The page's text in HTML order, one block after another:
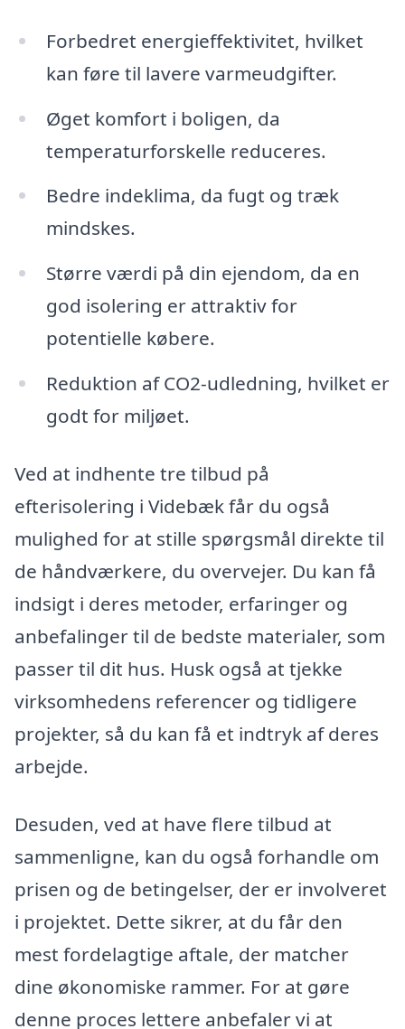
Forbedret energieffektivitet, hvilket
kan føre til lavere varmeudgifter.
Øget komfort i boligen, da
temperaturforskelle reduceres.
Bedre indeklima, da fugt og træk
mindskes.
Større værdi på din ejendom, da en
god isolering er attraktiv for
potentielle købere.
Reduktion af CO2-udledning, hvilket er
godt for miljøet.
Ved at indhente tre tilbud på
efterisolering i Videbæk får du også
mulighed for at stille spørgsmål direkte til
de håndværkere, du overvejer. Du kan få
indsigt i deres metoder, erfaringer og
anbefalinger til de bedste materialer, som
passer til dit hus. Husk også at tjekke
virksomhedens referencer og tidligere
projekter, så du kan få et indtryk af deres
arbejde.
Desuden, ved at have flere tilbud at
sammenligne, kan du også forhandle om
prisen og de betingelser, der er involveret
i projektet. Dette sikrer, at du får den
mest fordelagtige aftale, der matcher
dine økonomiske rammer. For at gøre
denne proces lettere anbefaler vi at